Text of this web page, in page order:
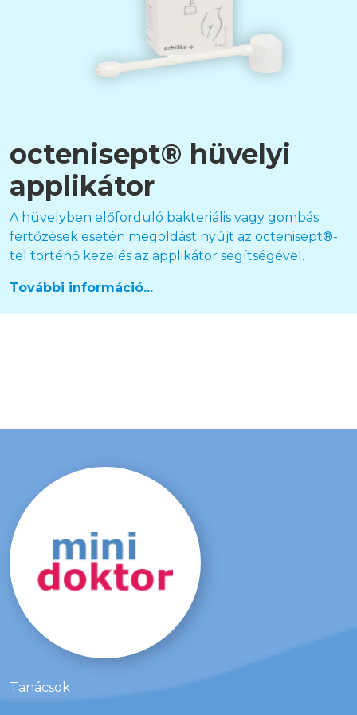
octenisept® hüvelyi
applikátor
A hüvelyben előforduló bakteriális vagy gombás
fertőzések esetén megoldást nyújt az octenisept®-
tel történő kezelés az applikátor segítségével.
További információ...
Tanácsok